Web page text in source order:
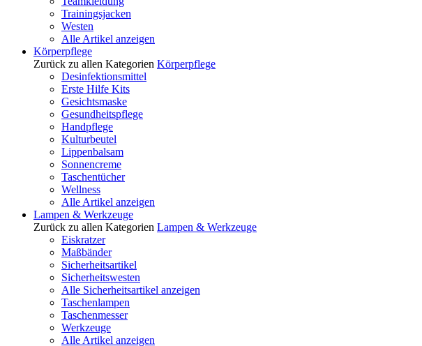
Trainingsjacken
Westen
Alle Artikel anzeigen
Körperpflege
Zurück zu allen Kategorien Körperpflege
Desinfektionsmittel
Erste Hilfe Kits
Gesichtsmaske
Gesundheitspflege
Handpflege
Kulturbeutel
Lippenbalsam
Sonnencreme
Taschentücher
Wellness
Alle Artikel anzeigen
Lampen & Werkzeuge
Zurück zu allen Kategorien Lampen & Werkzeuge
Eiskratzer
Maßbänder
Sicherheitsartikel
Sicherheitswesten
Alle Sicherheitsartikel anzeigen
Taschenlampen
Taschenmesser
Werkzeuge
Alle Artikel anzeigen